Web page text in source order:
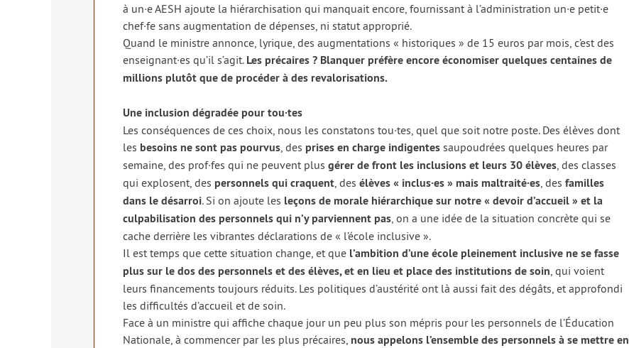
à un·e AESH ajoute la hié­rar­chi­sa­tion qui man­quait encore, four­nis­sant à l’administration un·e petit·e
chef·fe sans aug­men­ta­tion de dépenses, ni sta­tut appro­prié.
Quand le ministre annonce, lyrique, des aug­men­ta­tions « his­to­riques » de 15 euros par mois, c’est des
enseignant·es qu’il s’agit. Les pré­caires ? Blanquer pré­fère encore éco­no­mi­ser quelques cen­taines de
mil­lions plu­tôt que de pro­cé­der à des reva­lo­ri­sa­tions.
Une inclu­sion dégra­dée pour tou·tes
Les consé­quences de ces choix, nous les consta­tons tou·tes, quel que soit notre poste. Des élèves dont
les besoins ne sont pas pour­vus , des prises en charge indi­gentes sau­pou­drées quelques heures par
semaine, des prof·fes qui ne peuvent plus gérer de front les inclu­sions et leurs 30 élèves , des classes
qui explosent, des per­son­nels qui craquent , des élèves « inclus·es » mais maltraité·es , des familles
dans le désar­roi. Si on ajoute les leçons de morale hié­rar­chique sur notre « devoir d’accueil » et la
culpa­bi­li­sa­tion des per­son­nels qui n’y par­viennent pas , on a une idée de la situa­tion concrète qui se
cache der­rière les vibrantes décla­ra­tions de « l’école inclu­sive ».
Il est temps que cette situa­tion change, et que l’ambition d’une école plei­ne­ment inclu­sive ne se fasse
plus sur le dos des per­son­nels et des élèves, et en lieu et place des ins­ti­tu­tions de soin , qui voient
leurs finan­ce­ments tou­jours réduits. Les poli­tiques d’austérité ont là aus­si fait des dégâts, et appro­fon­di
les dif­fi­cul­tés d’accueil et de soin.
Face à un ministre qui affiche chaque jour un peu plus son mépris pour les per­son­nels de l’Éducation
Nationale, à com­men­cer par les plus pré­caires, nous appe­lons l’ensemble des per­son­nels à se mettre en